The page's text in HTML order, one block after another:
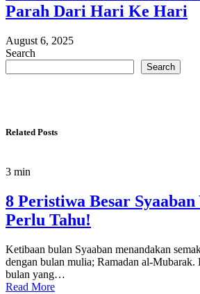
Parah Dari Hari Ke Hari
August 6, 2025
Search
Search
Related Posts
3 min
8 Peristiwa Besar Syaaban
Perlu Tahu!
Ketibaan bulan Syaaban menandakan
dengan bulan mulia; Ramadan al-Mubarak.
bulan yang…
Read More